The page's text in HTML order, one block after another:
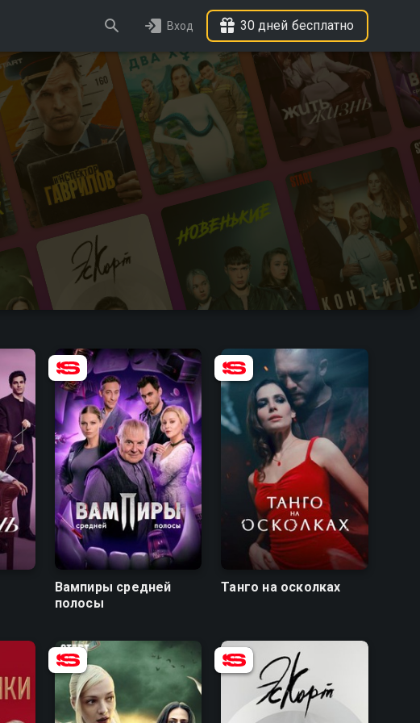
Вход 30 дней бесплатно
8.4 7.5
Вампиры средней
полосы
7.1 6.0
Танго на осколках